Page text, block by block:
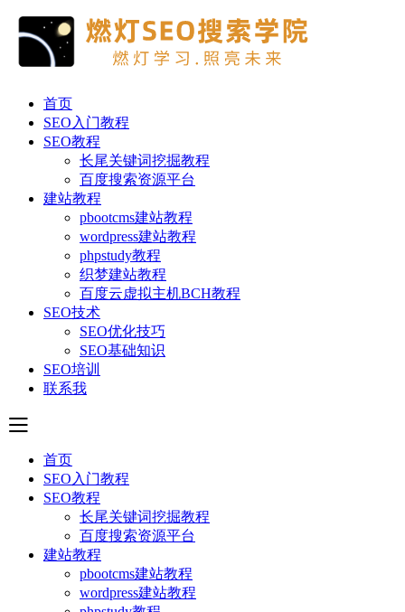
首页
SEO入门教程
SEO教程
长尾关键词挖掘教程
百度搜索资源平台
建站教程
pbootcms建站教程
wordpress建站教程
phpstudy教程
织梦建站教程
百度云虚拟主机BCH教程
SEO技术
SEO优化技巧
SEO基础知识
SEO培训
联系我
首页
SEO入门教程
SEO教程
长尾关键词挖掘教程
百度搜索资源平台
建站教程
pbootcms建站教程
wordpress建站教程